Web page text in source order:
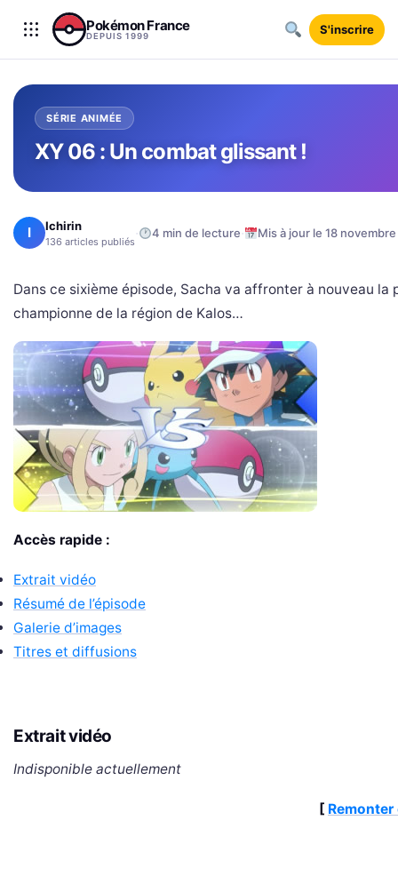
Aller au contenu
Pokémon France
DEPUIS 1999 S'inscrire
SÉRIE ANIMÉE
XY 06 : Un combat glissant !
I Ichirin
136 articles publiés · 4 min de lecture· Mis à jour le 18
Dans ce sixième épisode, Sacha va affronter à nouveau la
championne de la région de Kalos…
Accès rapide :
Extrait vidéo
Résumé de l’épisode
Galerie d’images
Titres et diffusions
Extrait vidéo
Indisponible actuellement
[